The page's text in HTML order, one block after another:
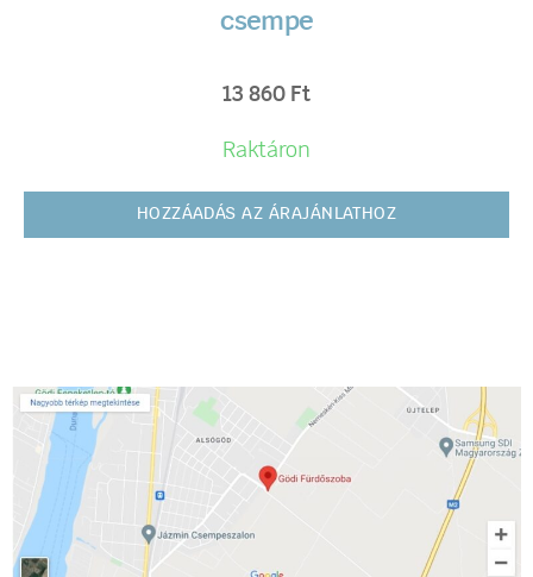
csempe
13 860 Ft
Raktáron
HOZZÁADÁS AZ ÁRAJÁNLATHOZ